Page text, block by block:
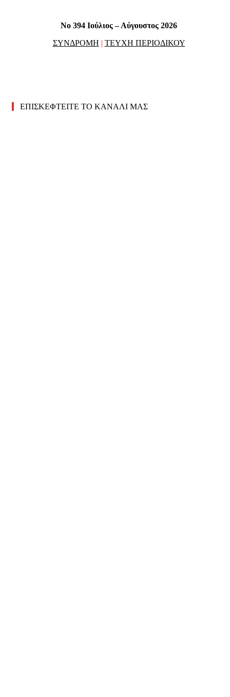
No 394 Ιούλιος – Αύγουστος 2026
ΣΥΝΔΡΟΜΗ | ΤΕΥΧΗ ΠΕΡΙΟΔΙΚΟΥ
ΕΠΙΣΚΕΦΤΕΙΤΕ ΤΟ ΚΑΝΑΛΙ ΜΑΣ